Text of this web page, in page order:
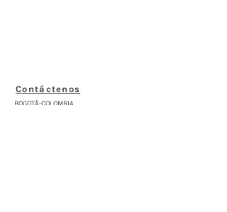
Contáctenos
BOGOTÁ-COLOMBIA